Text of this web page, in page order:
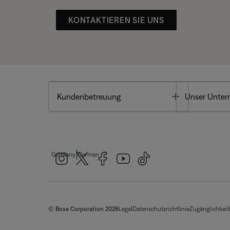
KONTAKTIEREN SIE UNS
Kundenbetreuung Toggle
Unser
Germany|German
© Bose Corporation 2026Legal DatenschutzrichtlinieZugänglichkeit